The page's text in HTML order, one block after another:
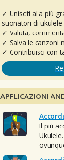
✓ Unisciti alla più
suonatori di
✓ Valuta,
✓ Salva le canzoni
✓ Contribuisci con
APPLICAZIONI
Il più